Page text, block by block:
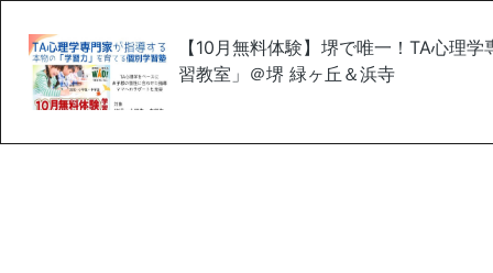
【10月無料体験】堺で唯一！TA心理
習教室」＠堺 緑ヶ丘＆浜寺